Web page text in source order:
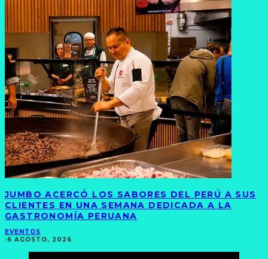
JUMBO ACERCÓ LOS SABORES DEL PERÚ A SUS
CLIENTES EN UNA SEMANA DEDICADA A LA
GASTRONOMÍA PERUANA
EVENTOS
·6 AGOSTO, 2026